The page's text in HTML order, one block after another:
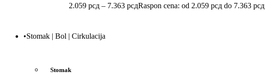
2.059 рсд – 7.363 рсдRaspon cena: od 2.059 рсд do 7.363 рсд
•Stomak | Bol | Cirkulacija
Stomak